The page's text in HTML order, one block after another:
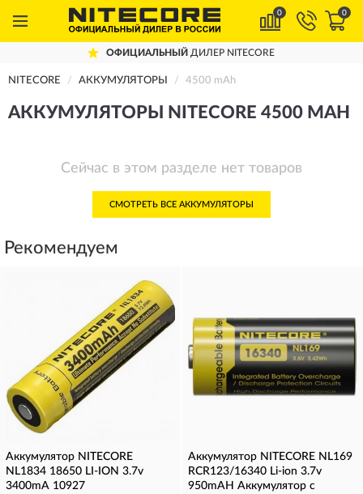
0 0
ОФИЦИАЛЬНЫЙ ДИЛЕР NITECORE
NITECORE АККУМУЛЯТОРЫ 4500 mAh
АККУМУЛЯТОРЫ NITECORE 4500 MAH
Сейчас в этом разделе нет товаров
СМОТРЕТЬ ВСЕ АККУМУЛЯТОРЫ
Рекомендуем
Аккумулятор NITECORE
NL1834 18650 LI-ION 3.7v
3400mA 10927
Аккумулятор NITECORE NL169
RCR123/16340 Li-ion 3.7v
950mAH Аккумулятор с